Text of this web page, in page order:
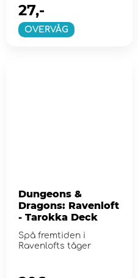
OVERVÅG
27,-
Dungeons &
Dragons: Ravenloft
- Tarokka Deck
Spå fremtiden i
Ravenlofts tåger